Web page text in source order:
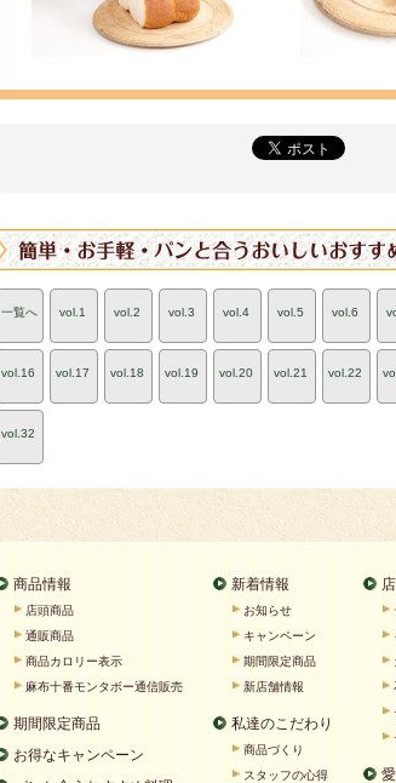
一覧へ vol.1 vol.2 vol.3 vol.4 vol.5 vol.6
vol.16 vol.17 vol.18 vol.19 vol.20 vol.21 vol.22
vol.32
商品情報
店頭商品
通販商品
商品カロリー表示
麻布十番モンタボー通信販売
期間限定商品
お得なキャンペーン
新着情報
お知らせ
キャンペーン
期間限定商品
新店舗情報
私達のこだわり
商品づくり
スタッフの心得